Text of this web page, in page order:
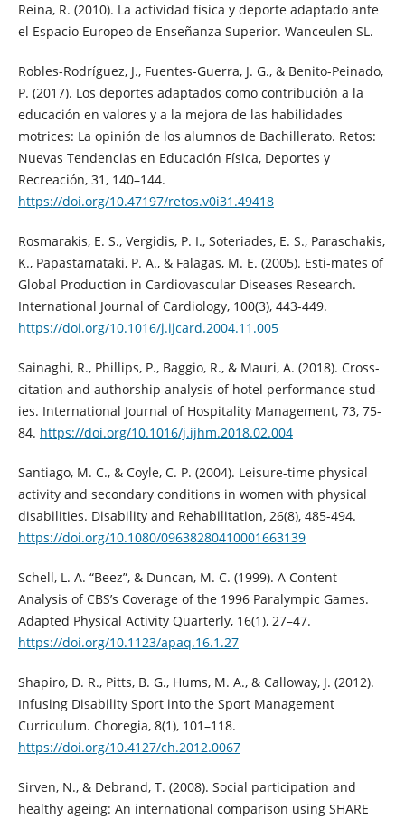
Reina, R. (2010). La actividad física y deporte adaptado ante
el Espacio Europeo de Enseñanza Superior. Wanceulen SL.
Robles-Rodríguez, J., Fuentes-Guerra, J. G., & Benito-Peinado,
P. (2017). Los deportes adaptados como contribución a la
educación en valores y a la mejora de las habilidades
motrices: La opinión de los alumnos de Bachillerato. Retos:
Nuevas Tendencias en Educación Física, Deportes y
Recreación, 31, 140–144.
https://doi.org/10.47197/retos.v0i31.49418
Rosmarakis, E. S., Vergidis, P. I., Soteriades, E. S., Paraschakis,
K., Papastamataki, P. A., & Falagas, M. E. (2005). Esti-mates of
Global Production in Cardiovascular Diseases Research.
International Journal of Cardiology, 100(3), 443-449.
https://doi.org/10.1016/j.ijcard.2004.11.005
Sainaghi, R., Phillips, P., Baggio, R., & Mauri, A. (2018). Cross-
citation and authorship analysis of hotel performance stud-
ies. International Journal of Hospitality Management, 73, 75-
84. https://doi.org/10.1016/j.ijhm.2018.02.004
Santiago, M. C., & Coyle, C. P. (2004). Leisure-time physical
activity and secondary conditions in women with physical
disabilities. Disability and Rehabilitation, 26(8), 485-494.
https://doi.org/10.1080/09638280410001663139
Schell, L. A. “Beez”, & Duncan, M. C. (1999). A Content
Analysis of CBS’s Coverage of the 1996 Paralympic Games.
Adapted Physical Activity Quarterly, 16(1), 27–47.
https://doi.org/10.1123/apaq.16.1.27
Shapiro, D. R., Pitts, B. G., Hums, M. A., & Calloway, J. (2012).
Infusing Disability Sport into the Sport Management
Curriculum. Choregia, 8(1), 101–118.
https://doi.org/10.4127/ch.2012.0067
Sirven, N., & Debrand, T. (2008). Social participation and
healthy ageing: An international comparison using SHARE